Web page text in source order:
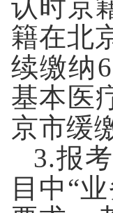
认时京
籍在北
续缴纳6
基本医
京市缓
3.报
目中 “